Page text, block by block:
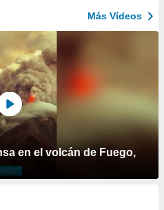
Más Vídeos
en el volcán de Fuego,